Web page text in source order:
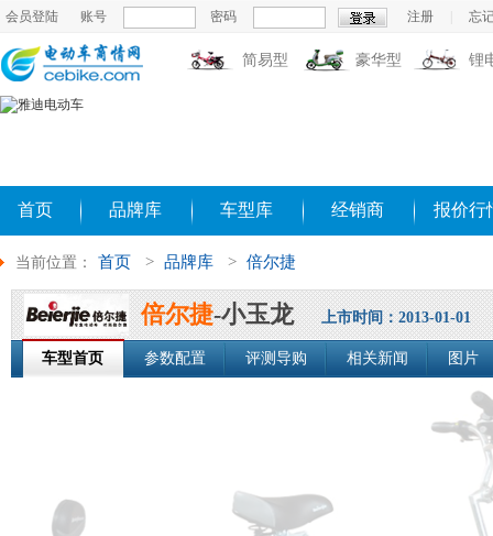
会员登陆 账号 密码 注册 忘
简易型 豪华型 锂
首页 品牌库 车型库 经销商 报价行
当前位置： 首页 > 品牌库 > 倍尔捷
倍尔捷-小玉龙 上市时间：2013-01-01
车型首页 参数配置 评测导购 相关新闻 图片